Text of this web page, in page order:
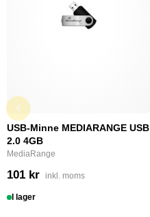
USB-Minne MEDIARANGE USB
2.0 4GB
MediaRange
101 kr inkl. moms
I lager